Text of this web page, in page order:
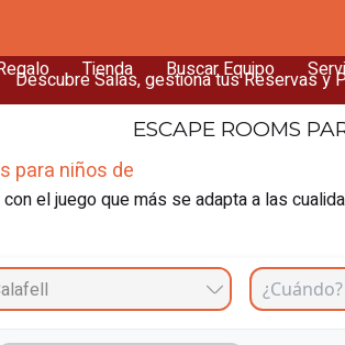
Tienda Buscar Equipo
Descubre Salas, gestiona tus Reservas y
ESCAPE ROOMS
para niños de
el juego que más se adapta a las